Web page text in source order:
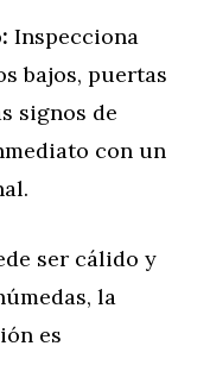
Inspecciona
bajos, puertas
signos de
con un
ser cálido y
la
es